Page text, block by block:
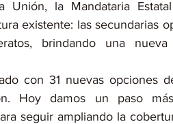
Unión, la Mandataria
existente: las secundarias
brindando una
con 31 nuevas opciones
Hoy damos un paso
seguir ampliando la